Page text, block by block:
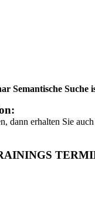
Semantische Suche
dann erhalten Sie